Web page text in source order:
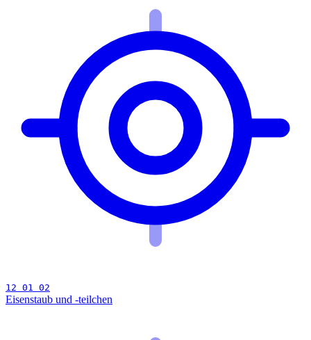
12 01 02
Eisenstaub und -teilchen